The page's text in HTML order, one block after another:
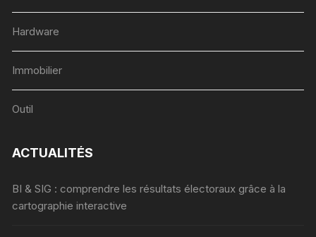
Hardware
Immobilier
Outil
ACTUALITÉS
BI & SIG : comprendre les résultats électoraux grâce à la
cartographie interactive